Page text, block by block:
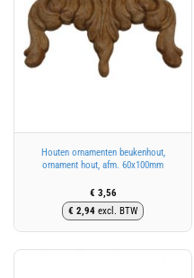
Houten ornamenten beukenhout,
ornament hout, afm. 60x100mm
€ 3,56
€ 2,94 excl. BTW